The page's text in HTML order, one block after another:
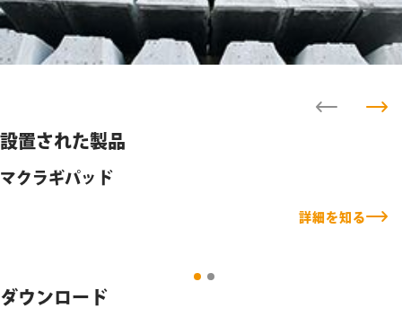
設置された製品
マクラギパッド
詳細を知る
ダウンロード